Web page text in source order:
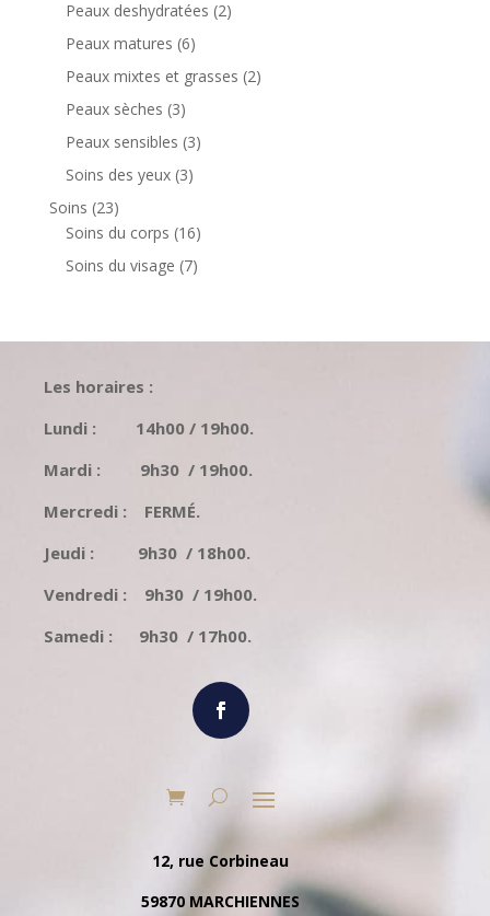
Peaux deshydratées 22
Peaux matures 66
produits
Peaux mixtes et grasses 22
Peaux sèches 33
produits
Peaux sensibles 33
Soins des yeux 33
Soins 2323
produits
Soins du corps 1616
produits
Soins du visage 77
Les horaires :
Lundi : 14h00 / 19h00.
Mardi : 9h30 / 19h00.
Mercredi : FERMÉ.
Jeudi : 9h30 / 18h00.
Vendredi : 9h30 / 19h00.
Samedi : 9h30 / 17h00.
12, rue Corbineau
59870 MARCHIENNES